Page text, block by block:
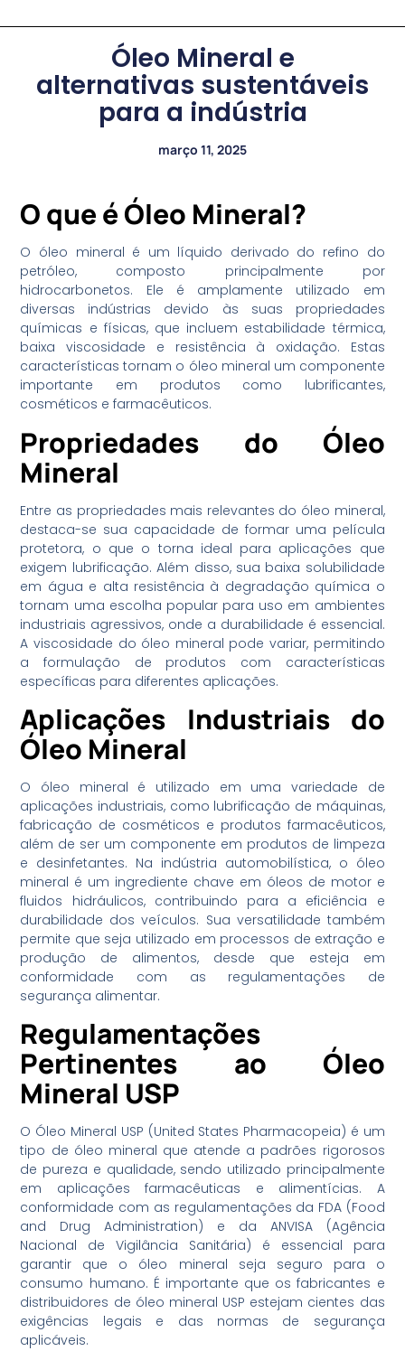
Óleo Mineral e
alternativas sustentáveis
para a indústria
março 11, 2025
O que é Óleo Mineral?
O óleo mineral é um líquido derivado do refino do
petróleo, composto principalmente por
hidrocarbonetos. Ele é amplamente utilizado em
diversas indústrias devido às suas propriedades
químicas e físicas, que incluem estabilidade térmica,
baixa viscosidade e resistência à oxidação. Estas
características tornam o óleo mineral um componente
importante em produtos como lubrificantes,
cosméticos e farmacêuticos.
Propriedades do Óleo
Mineral
Entre as propriedades mais relevantes do óleo mineral,
destaca-se sua capacidade de formar uma película
protetora, o que o torna ideal para aplicações que
exigem lubrificação. Além disso, sua baixa solubilidade
em água e alta resistência à degradação química o
tornam uma escolha popular para uso em ambientes
industriais agressivos, onde a durabilidade é essencial.
A viscosidade do óleo mineral pode variar, permitindo
a formulação de produtos com características
específicas para diferentes aplicações.
Aplicações Industriais do
Óleo Mineral
O óleo mineral é utilizado em uma variedade de
aplicações industriais, como lubrificação de máquinas,
fabricação de cosméticos e produtos farmacêuticos,
além de ser um componente em produtos de limpeza
e desinfetantes. Na indústria automobilística, o óleo
mineral é um ingrediente chave em óleos de motor e
fluidos hidráulicos, contribuindo para a eficiência e
durabilidade dos veículos. Sua versatilidade também
permite que seja utilizado em processos de extração e
produção de alimentos, desde que esteja em
conformidade com as regulamentações de
segurança alimentar.
Regulamentações
Pertinentes ao Óleo
Mineral USP
O Óleo Mineral USP (United States Pharmacopeia) é um
tipo de óleo mineral que atende a padrões rigorosos
de pureza e qualidade, sendo utilizado principalmente
em aplicações farmacêuticas e alimentícias. A
conformidade com as regulamentações da FDA (Food
and Drug Administration) e da ANVISA (Agência
Nacional de Vigilância Sanitária) é essencial para
garantir que o óleo mineral seja seguro para o
consumo humano. É importante que os fabricantes e
distribuidores de óleo mineral USP estejam cientes das
exigências legais e das normas de segurança
aplicáveis.